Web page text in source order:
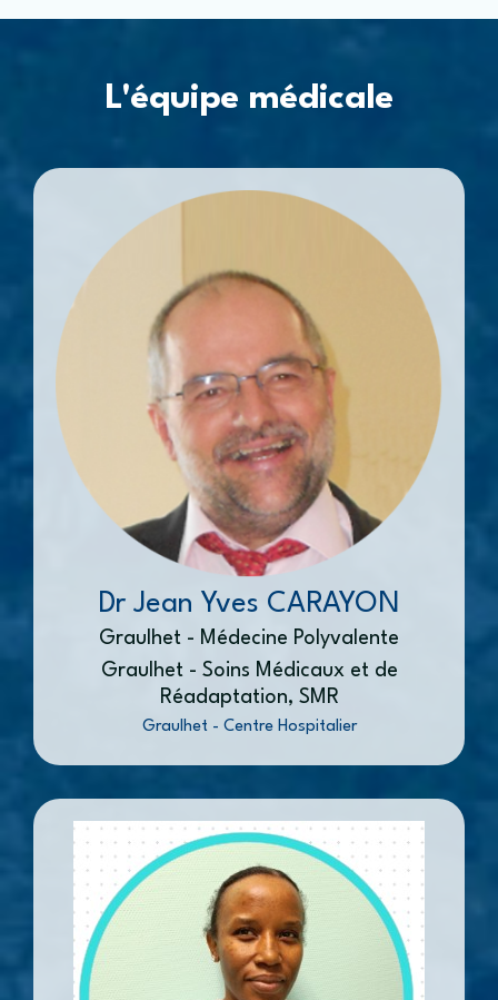
L'équipe médicale
Dr Jean Yves CARAYON
Graulhet - Médecine Polyvalente
Graulhet - Soins Médicaux et de
Réadaptation, SMR
Graulhet - Centre Hospitalier